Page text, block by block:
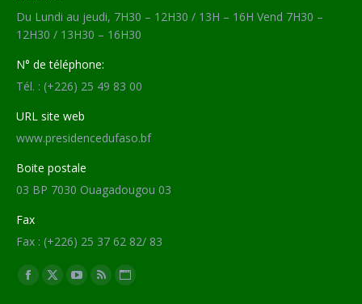
Du Lundi au jeudi, 7H30 – 12H30 / 13H – 16H Vend 7H30 –
12H30 / 13H30 – 16H30
N° de téléphone:
Tél. : (+226) 25 49 83 00
URL site web
www.presidencedufaso.bf
Boite postale
03 BP 7030 Ouagadougou 03
Fax
Fax : (+226) 25 37 62 82/ 83
Trouvez nous sur :
Facebook
X
YouTube
RSS Site